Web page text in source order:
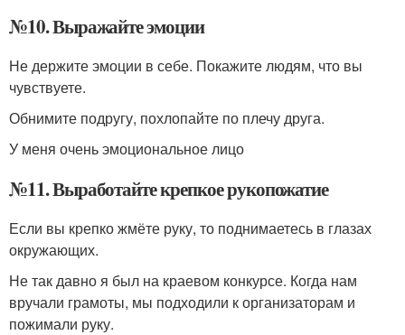
№10. Выражайте эмоции
Не держите эмоции в себе. Покажите людям, что вы
чувствуете.
Обнимите подругу, похлопайте по плечу друга.
У меня очень эмоциональное лицо
№11. Выработайте крепкое рукопожатие
Если вы крепко жмёте руку, то поднимаетесь в глазах
окружающих.
Не так давно я был на краевом конкурсе. Когда нам
вручали грамоты, мы подходили к организаторам и
пожимали руку.